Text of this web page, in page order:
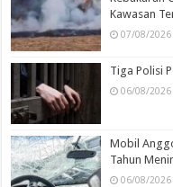
Kawasan
07/08/2026
Tiga Polisi
06/08/2026
Mobil
Tahun
06/08/2026